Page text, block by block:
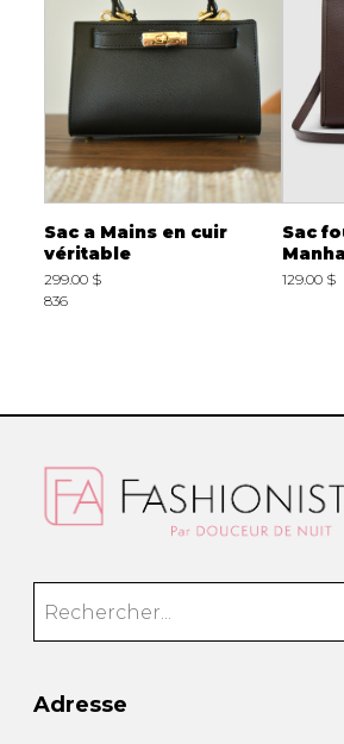
Sac a Mains en cuir
véritable
299.00 $
836
Sac
129.00 $
Adresse